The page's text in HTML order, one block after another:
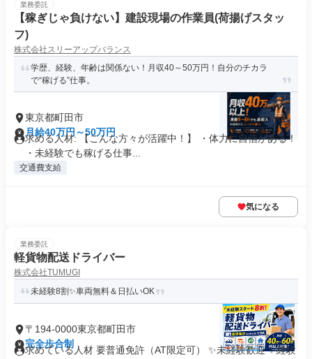
業務委託
【稼ぎじゃ負けない】建設現場の作業員(荷揚げスタッ
フ)
株式会社スリーアップバランス
学歴、経験、年齢は関係ない！月収40～50万円！自分のチカラ
で“稼げる”仕事。
東京都町田市
月給40万円～50万円
求める人材: 【こんな方々が活躍中！】 ・体力に自信がある！
・未経験でも稼げる仕事...
交通費支給
気になる
業務委託
軽貨物配送ドライバー
株式会社TUMUGI
未経験8割✨車両無料＆日払いOK
〒194-0000東京都町田市
完全歩合制
求めている人材 要普通免許（AT限定可） ✨未経験歓迎 ✨経験